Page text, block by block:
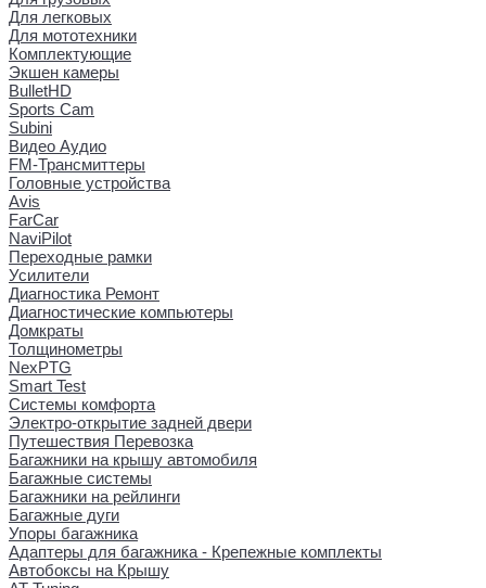
Для легковых
Для мототехники
Комплектующие
Экшен камеры
BulletHD
Sports Cam
Subini
Видео Аудио
FM-Трансмиттеры
Головные устройства
Avis
FarCar
NaviPilot
Переходные рамки
Усилители
Диагностика Ремонт
Диагностические компьютеры
Домкраты
Толщинометры
NexPTG
Smart Test
Системы комфорта
Электро-открытие задней двери
Путешествия Перевозка
Багажники на крышу автомобиля
Багажные системы
Багажники на рейлинги
Багажные дуги
Упоры багажника
Адаптеры для багажника - Крепежные комплекты
Автобоксы на Крышу